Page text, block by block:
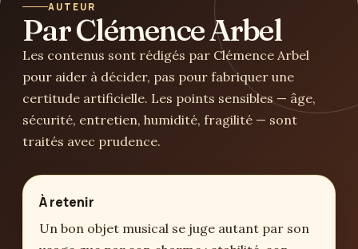
AUTEUR
Par Clémence Arbel
Les contenus sont rédigés par Clémence Arbel
pour aider à décider, pas pour fabriquer une
certitude artificielle. Les points sensibles — âge,
sécurité, entretien, humidité, fragilité — sont
traités avec prudence.
À retenir
Un bon objet musical se juge autant par son